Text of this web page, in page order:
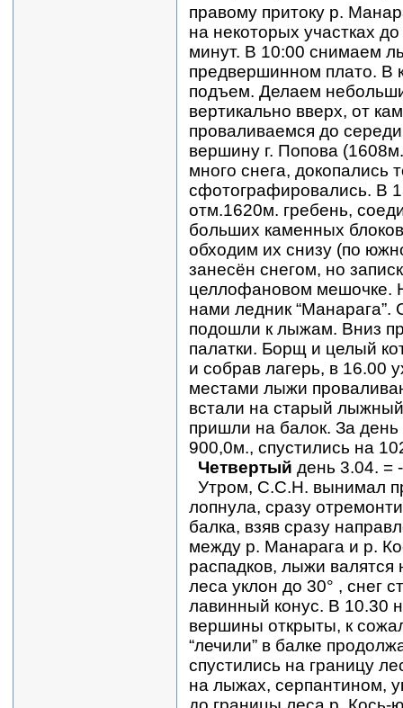
правому притоку р.
на некоторых участках
минут. В 10:00 снимаем
предвершинном плато. В
подъем. Делаем
вертикально вверх, от
проваливаемся до
вершину г. Попова
много снега, докопались
сфотографировались. В
отм.1620м. гребень,
больших каменных
обходим их снизу (по
занесён снегом, но
целлофановом мешочке.
нами ледник “Манарага”.
подошли к лыжам. Вниз
палатки. Борщ и целый
и собрав лагерь, в 16.00
местами лыжи
встали на старый
пришли на балок. За
900,0м., спустились на
Четвертый день 3.04. =
Утром, С.С.Н. вынимал
лопнула, сразу
балка, взяв сразу
между р. Манарага и р.
распадков, лыжи
леса уклон до 30° , снег
лавинный конус. В 10.30
вершины открыты, к
“лечили” в балке
спустились на границу
на лыжах, серпантином,